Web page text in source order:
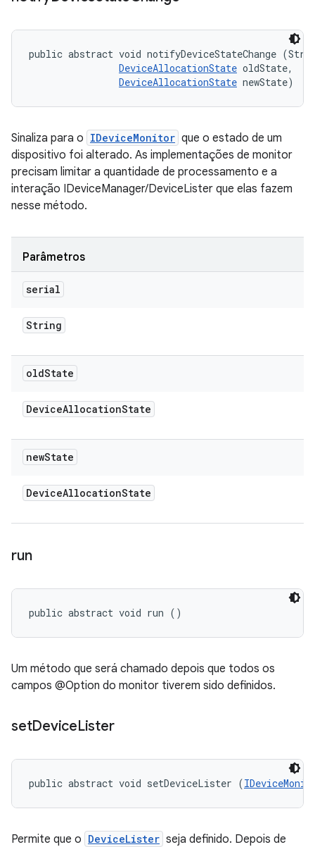
public abstract void notifyDeviceStateChange
DeviceAllocationState oldState,
DeviceAllocationState newState)
Sinaliza para o IDeviceMonitor que o estado de um
dispositivo foi alterado. As implementações de monitor
precisam limitar a quantidade de processamento e a
interação IDeviceManager/DeviceLister que elas fazem
nesse método.
Parâmetros
serial
String
oldState
DeviceAllocationState
newState
DeviceAllocationState
run
public abstract void run ()
Um método que será chamado depois que todos os
campos @Option do monitor tiverem sido definidos.
setDeviceLister
public abstract void setDeviceLister (
Permite que o DeviceLister seja definido. Depois de